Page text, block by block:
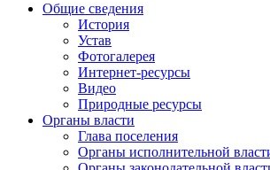
Общие сведения
История
Устав
Фотогалерея
Интернет-ресурсы
Видео
Природные ресурсы
Органы власти
Глава поселения
Органы исполнительной